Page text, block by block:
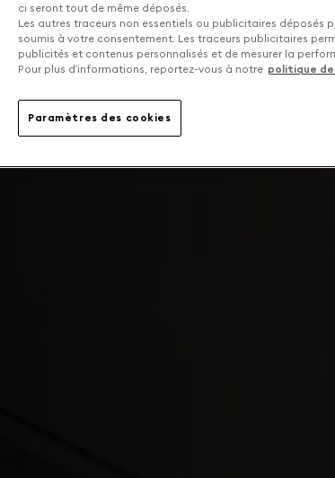
ci seront tout de même déposés.
Les autres traceurs non essentiels ou publicitaires déposés
soumis à votre consentement. Les traceurs publicitaires
publicités et contenus personnalisés et de mesurer la
Pour plus d’informations, reportez-vous à notre politique
Paramètres des cookies